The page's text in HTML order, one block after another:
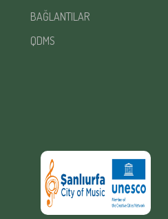
BAĞLANTILAR
QDMS